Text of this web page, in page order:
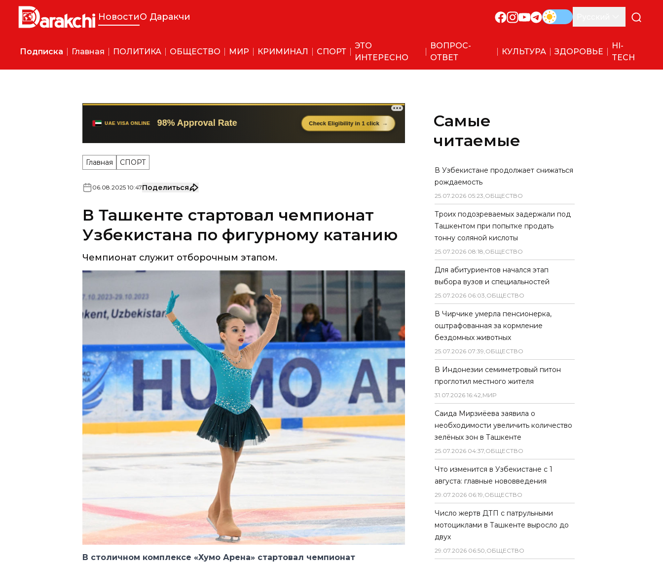
НовостиО Даракчи
Подписка Главная ПОЛИТИКА ОБЩЕСТВО МИР КРИМИНАЛ СПОРТ
ЭТО
ИНТЕРЕСНО
ВОПРОС-
ОТВЕТ
КУЛЬТУРА ЗДОРОВЬЕ
HI-
TECH
Главная СПОРТ
В Ташкенте стартовал чемпионат
Узбекистана по фигурному катанию
Чемпионат служит отборочным этапом.
В столичном комплексе «Хумо Арена» стартовал чемпионат
Узбекистана по фигурному катанию среди различных возрастных
категорий.
Спортсмены из разных регионов страны демонстрируют своё мастерство в
Самые
читаемые
В Узбекистане продолжает снижаться
рождаемость
25.07.2026 05:23,ОБЩЕСТВО
Троих подозреваемых задержали под
Ташкентом при попытке продать
тонну соляной кислоты
25.07.2026 08:18,ОБЩЕСТВО
Для абитуриентов начался этап
выбора вузов и специальностей
25.07.2026 06:03,ОБЩЕСТВО
В Чирчике умерла пенсионерка,
оштрафованная за кормление
бездомных животных
25.07.2026 07:39,ОБЩЕСТВО
В Индонезии семиметровый питон
проглотил местного жителя
31.07.2026 16:42,МИР
Саида Мирзиёева заявила о
необходимости увеличить количество
зелёных зон в Ташкенте
25.07.2026 04:37,ОБЩЕСТВО
Что изменится в Узбекистане с 1
августа: главные нововведения
29.07.2026 06:19,ОБЩЕСТВО
Число жертв ДТП с патрульными
мотоциклами в Ташкенте выросло до
двух
29.07.2026 06:50,ОБЩЕСТВО